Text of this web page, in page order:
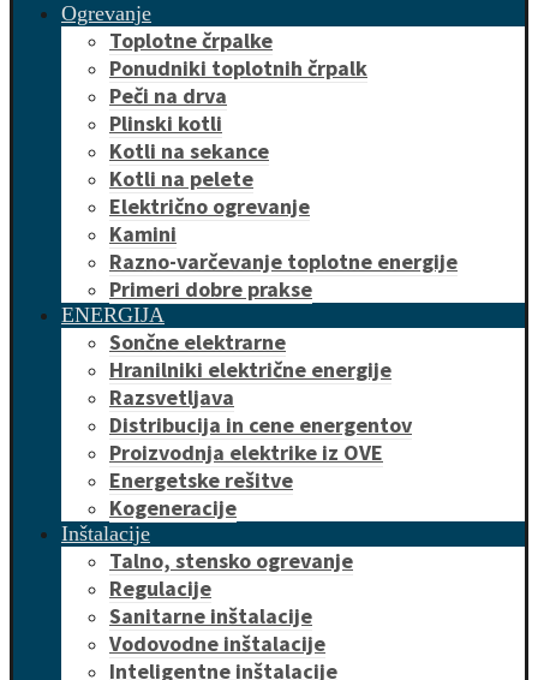
Ogrevanje
Toplotne črpalke
Ponudniki toplotnih črpalk
Peči na drva
Plinski kotli
Kotli na sekance
Kotli na pelete
Električno ogrevanje
Kamini
Razno-varčevanje toplotne energije
Primeri dobre prakse
ENERGIJA
Sončne elektrarne
Hranilniki električne energije
Razsvetljava
Distribucija in cene energentov
Proizvodnja elektrike iz OVE
Energetske rešitve
Kogeneracije
Inštalacije
Talno, stensko ogrevanje
Regulacije
Sanitarne inštalacije
Vodovodne inštalacije
Inteligentne inštalacije